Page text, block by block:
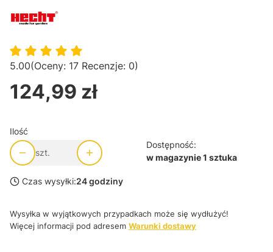
5.00(Oceny: 17 Recenzje: 0)
Cena
124,99 zł
Ilość
szt.
Dostępność:
w magazynie 1 sztuka
Czas wysyłki:24 godziny
Wysyłka w wyjątkowych przypadkach może się wydłużyć!
Więcej informacji pod adresem Warunki dostawy